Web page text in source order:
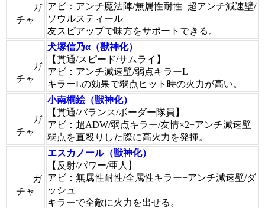
ガ
チャ
アビ：アンチ魔法陣/無属性耐性+超アンチ減速壁/
ソウルスティール
友スピアップで味方をサポートできる。
ガ
チャ
犬塚信乃α（獣神化）
【貫通/スピード/サムライ】
アビ：アンチ減速壁/弱点キラーL
キラーLの効果で弱点ヒット時の火力が高い。
ガ
チャ
小南桐絵（獣神化）
【貫通/バランス/ボーダー隊員】
アビ：超ADW/弱点キラー/友情×2+アンチ減速壁
弱点を直殴りした際に高火力を発揮。
ガ
チャ
エスカノール（獣神化）
【反射/パワー/亜人】
アビ：無属性耐性/全属性キラー+アンチ減速壁/ダ
ッシュ
キラーで全敵に火力を出せる。